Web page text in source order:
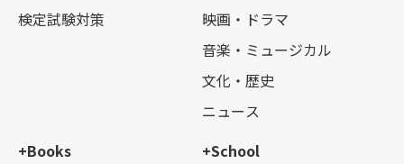
検定試験対策
映画・ドラマ
音楽・ミュージカル
文化・歴史
ニュース
+Books
+School